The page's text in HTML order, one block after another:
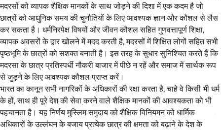
मदरसों को व्यापक शैक्षिक मानकों के साथ जोड़ने की दिशा में एक कदम है जो
छात्रों को आधुनिक समय की चुनौतियों के लिए आवश्यक ज्ञान और कौशल से लैस
कर सकता है। धर्मनिरपेक्ष विषयों और जीवन कौशल सहित गुणवत्तापूर्ण शिक्षा,
व्यापक अवसरों के द्वार खोलने में मदद करती है, मदरसों में शिक्षित लोगों सहित सभी
पृष्ठभूमि के छात्रों को सशक्त बनाती है। इस तरह के सुधार सुनिश्चित करते हैं कि
मदरसा के छात्र प्रतिस्पर्धी नौकरी बाजार में पीछे न रहें और समाज में सार्थक रूप
से जुड़ने के लिए आवश्यक कौशल प्राप्त करें।
भारत का कानून सभी नागरिकों के अधिकारों की रक्षा करता है, चाहे वे किसी भी धर्म
के हों, साथ ही पूरे देश की सेवा करने वाले शैक्षिक मानकों की आवश्यकता को भी
पहचानता है। यह निर्णय मुस्लिम समुदाय को शैक्षिक विनियमन को धार्मिक
अधिकारों के उल्लंघन के बजाय प्रत्येक छात्र की क्षमता को बढ़ाने के देश के